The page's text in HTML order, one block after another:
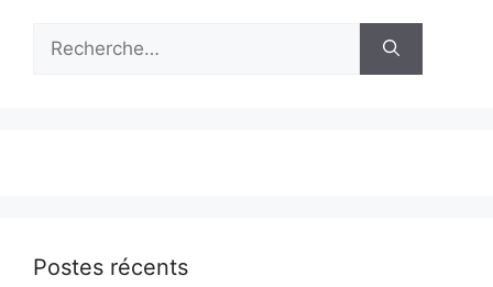
Postes récents